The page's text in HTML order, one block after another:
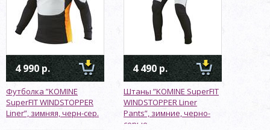
4 990 р.
Футболка ”KOMINE
SuperFIT WINDSTOPPER
Liner”, зимняя, черн-сер.
4 490 р.
Штаны ”KOMINE SuperFIT
WINDSTOPPER Liner
Pants”, зимние, черно-
серые